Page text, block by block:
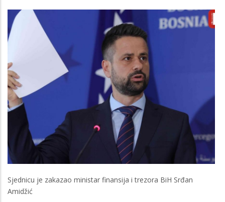
Sjednicu je zakazao ministar finansija i trezora BiH Srđan
Amidžić